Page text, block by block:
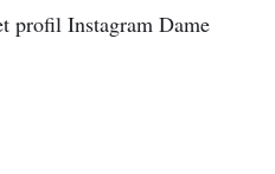
profil Instagram Dame